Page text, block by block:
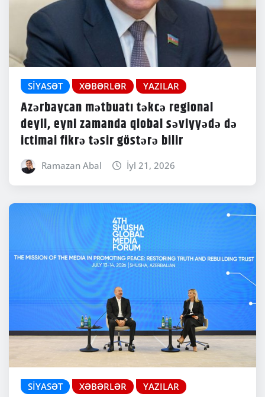
SIYASƏT XƏBƏRLƏR YAZILAR
Azərbaycan mətbuatı təkcə regional
deyil, eyni zamanda qlobal səviyyədə də
ictimai fikrə təsir göstərə bilir
Ramazan Abal İyl 21, 2026
SIYASƏT XƏBƏRLƏR YAZILAR